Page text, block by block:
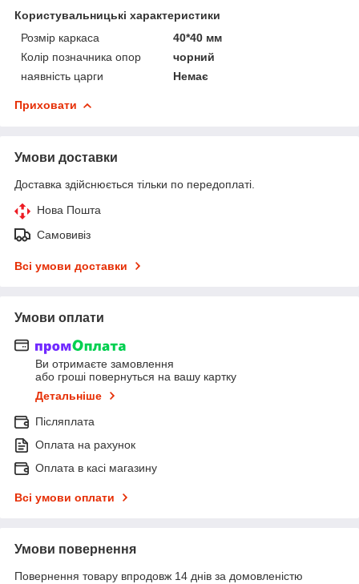
Користувальницькі характеристики
Розмір каркаса
40*40 мм
Колір позначника опор
чорний
наявність царги
Немає
Приховати
Умови доставки
Доставка здійснюється тільки по передоплаті.
Нова Пошта
Самовивіз
Всі умови доставки
Умови оплати
Ви отримаєте замовлення
або гроші повернуться на вашу картку
Детальніше
Післяплата
Оплата на рахунок
Оплата в касі магазину
Всі умови оплати
Умови повернення
Повернення товару впродовж 14 днів за домовленістю